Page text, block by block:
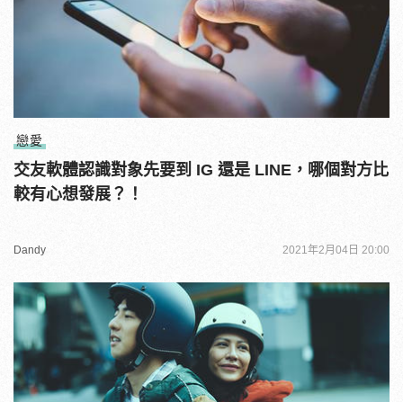
戀愛
交友軟體認識對象先要到 IG 還是 LINE，哪個對方比
較有心想發展？！
Dandy 2021年2月04日 20:00